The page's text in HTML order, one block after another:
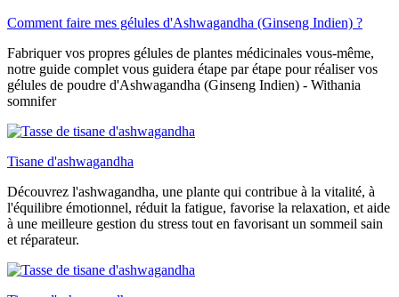
Comment faire mes gélules d'Ashwagandha (Ginseng Indien) ?
Fabriquer vos propres gélules de plantes médicinales vous-même,
notre guide complet vous guidera étape par étape pour réaliser vos
gélules de poudre d'Ashwagandha (Ginseng Indien) - Withania
somnifer
Tisane d'ashwagandha
Découvrez l'ashwagandha, une plante qui contribue à la vitalité, à
l'équilibre émotionnel, réduit la fatigue, favorise la relaxation, et aide
à une meilleure gestion du stress tout en favorisant un sommeil sain
et réparateur.